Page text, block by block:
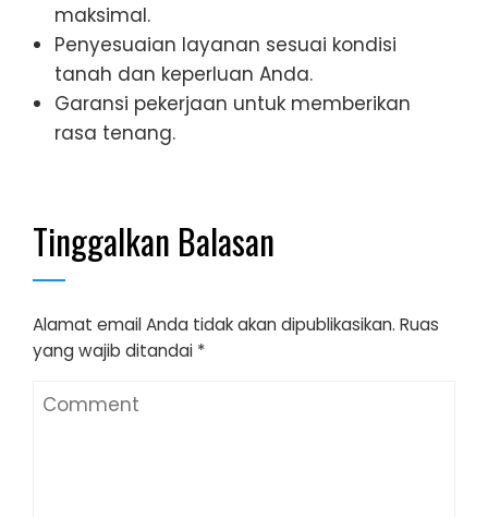
maksimal.
Penyesuaian layanan sesuai kondisi
tanah dan keperluan Anda.
Garansi pekerjaan untuk memberikan
rasa tenang.
Tinggalkan Balasan
Alamat email Anda tidak akan dipublikasikan. Ruas
yang wajib ditandai *